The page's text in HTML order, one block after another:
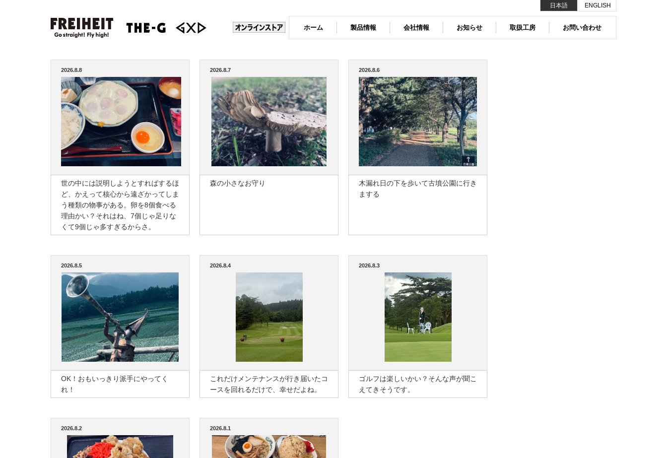
ホーム 製品情報 会社情報 お知らせ 取扱工房 お問い合わせ
日本語 ENGLISH
2026.8.8
世の中には説明しようとすればするほ
ど、かえって核心から遠ざかってしま
う種類の物事がある。卵を8個食べる
理由かい？それはね、7個じゃ足りな
くて9個じゃ多すぎるからさ。
2026.8.7
森の小さなお守り
2026.8.6
木漏れ日の下を歩いて古墳公園に行き
まする
2026.8.5
OK！おもいっきり派手にやってく
れ！
2026.8.4
これだけメンテナンスが行き届いたコ
ースを回れるだけで、幸せだよね。
2026.8.3
ゴルフは楽しいかい？そんな声が聞こ
えてきそうです。
2026.8.2 2026.8.1